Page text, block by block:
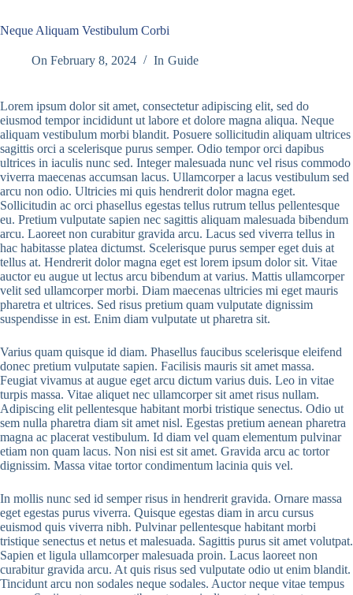
Neque Aliquam Vestibulum Corbi
On February 8, 2024 In Guide
Lorem ipsum dolor sit amet, consectetur adipiscing elit, sed do
eiusmod tempor incididunt ut labore et dolore magna aliqua. Neque
aliquam vestibulum morbi blandit. Posuere sollicitudin aliquam ultrices
sagittis orci a scelerisque purus semper. Odio tempor orci dapibus
ultrices in iaculis nunc sed. Integer malesuada nunc vel risus commodo
viverra maecenas accumsan lacus. Ullamcorper a lacus vestibulum sed
arcu non odio. Ultricies mi quis hendrerit dolor magna eget.
Sollicitudin ac orci phasellus egestas tellus rutrum tellus pellentesque
eu. Pretium vulputate sapien nec sagittis aliquam malesuada bibendum
arcu. Laoreet non curabitur gravida arcu. Lacus sed viverra tellus in
hac habitasse platea dictumst. Scelerisque purus semper eget duis at
tellus at. Hendrerit dolor magna eget est lorem ipsum dolor sit. Vitae
auctor eu augue ut lectus arcu bibendum at varius. Mattis ullamcorper
velit sed ullamcorper morbi. Diam maecenas ultricies mi eget mauris
pharetra et ultrices. Sed risus pretium quam vulputate dignissim
suspendisse in est. Enim diam vulputate ut pharetra sit.
Varius quam quisque id diam. Phasellus faucibus scelerisque eleifend
donec pretium vulputate sapien. Facilisis mauris sit amet massa.
Feugiat vivamus at augue eget arcu dictum varius duis. Leo in vitae
turpis massa. Vitae aliquet nec ullamcorper sit amet risus nullam.
Adipiscing elit pellentesque habitant morbi tristique senectus. Odio ut
sem nulla pharetra diam sit amet nisl. Egestas pretium aenean pharetra
magna ac placerat vestibulum. Id diam vel quam elementum pulvinar
etiam non quam lacus. Non nisi est sit amet. Gravida arcu ac tortor
dignissim. Massa vitae tortor condimentum lacinia quis vel.
In mollis nunc sed id semper risus in hendrerit gravida. Ornare massa
eget egestas purus viverra. Quisque egestas diam in arcu cursus
euismod quis viverra nibh. Pulvinar pellentesque habitant morbi
tristique senectus et netus et malesuada. Sagittis purus sit amet volutpat.
Sapien et ligula ullamcorper malesuada proin. Lacus laoreet non
curabitur gravida arcu. At quis risus sed vulputate odio ut enim blandit.
Tincidunt arcu non sodales neque sodales. Auctor neque vitae tempus